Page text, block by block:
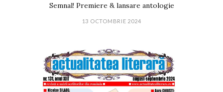
Semnal! Premiere & lansare antologie
13 OCTOMBRIE 2024